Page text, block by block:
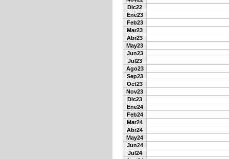
Dic22
Ene23
Feb23
Mar23
Abr23
May23
Jun23
Jul23
Ago23
Sep23
Oct23
Nov23
Dic23
Ene24
Feb24
Mar24
Abr24
May24
Jun24
Jul24